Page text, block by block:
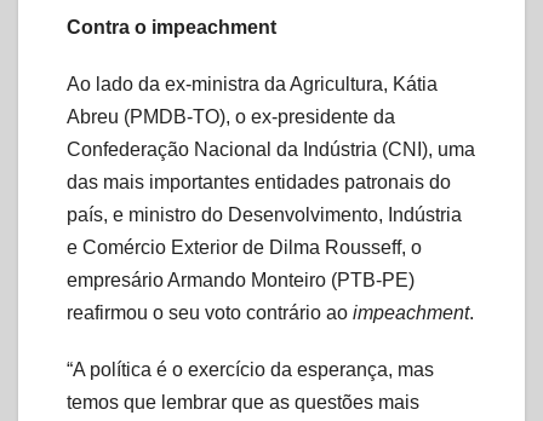
Contra o impeachment
Ao lado da ex-ministra da Agricultura, Kátia
Abreu (PMDB-TO), o ex-presidente da
Confederação Nacional da Indústria (CNI), uma
das mais importantes entidades patronais do
país, e ministro do Desenvolvimento, Indústria
e Comércio Exterior de Dilma Rousseff, o
empresário Armando Monteiro (PTB-PE)
reafirmou o seu voto contrário ao impeachment.
“A política é o exercício da esperança, mas
temos que lembrar que as questões mais